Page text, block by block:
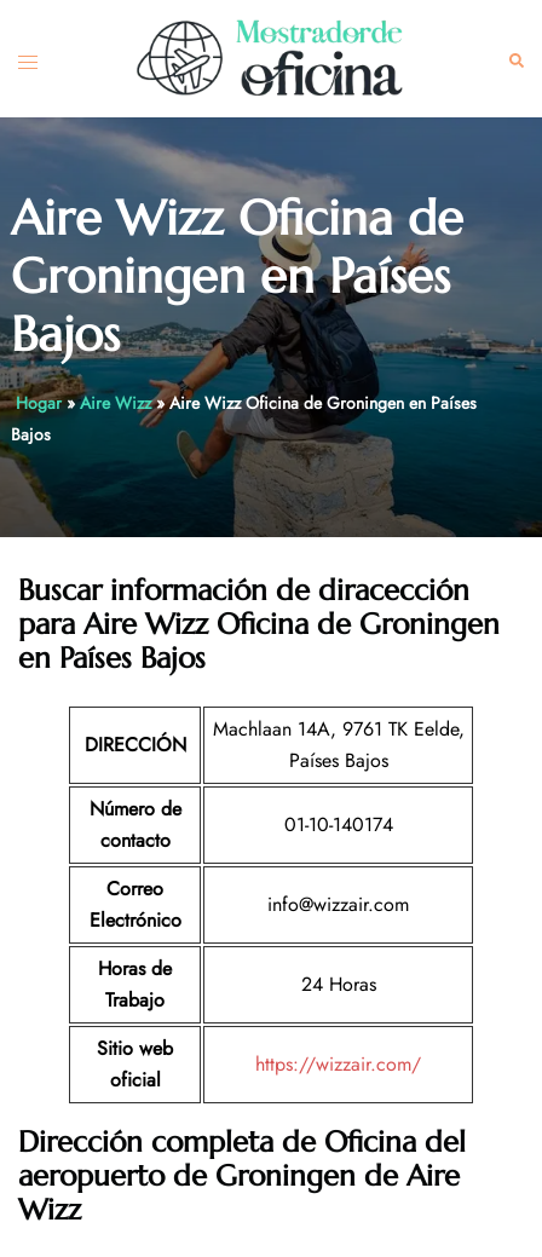
content
Toggle
Aire Wizz Oficina de
Groningen en Países
Bajos
Hogar»Aire Wizz»Aire Wizz Oficina de Groningen en Países
Bajos
Buscar información de diracección
para Aire Wizz Oficina de Groningen
en Países Bajos
DIRECCIÓN
Machlaan 14A, 9761 TK Eelde,
Países Bajos
Número de
contacto
01-10-140174
Correo
Electrónico
info@wizzair.com
Horas de
Trabajo
24 Horas
Sitio web
oficial
https://wizzair.com/
Dirección completa de Oficina del
aeropuerto de Groningen de Aire
Wizz